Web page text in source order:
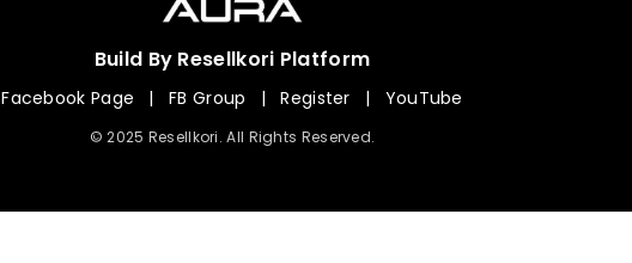
Build By Resellkori Platform
Facebook Page | FB Group | Register | YouTube
© 2025 Resellkori. All Rights Reserved.